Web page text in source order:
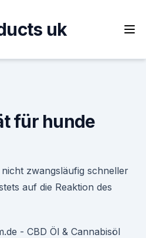
uk
für hunde
zwangsläufig schneller
auf die Reaktion des
- CBD Öl & Cannabisöl